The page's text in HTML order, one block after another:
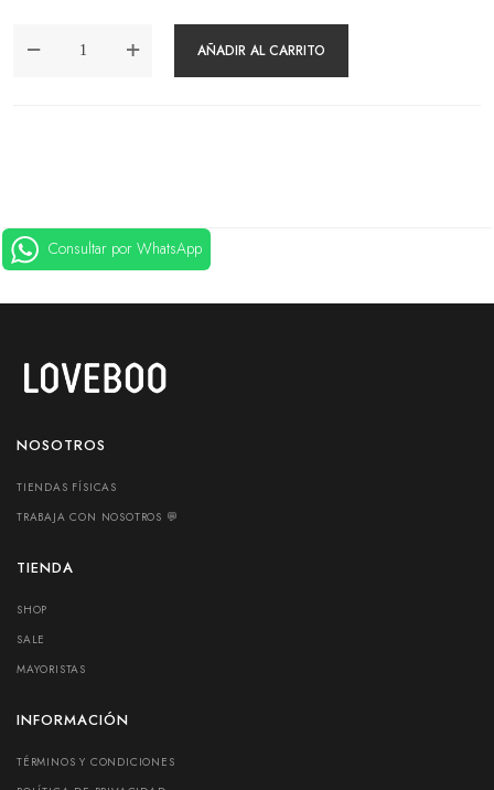
STRAPLE
AÑADIR AL CARRITO
Consultar por WhatsApp
NOSOTROS
TIENDAS FÍSICAS
TRABAJA CON NOSOTROS 💬
TIENDA
SHOP
SALE
MAYORISTAS
INFORMACIÓN
TÉRMINOS Y CONDICIONES